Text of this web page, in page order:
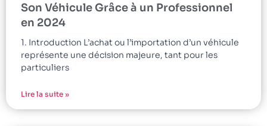
Son Véhicule Grâce à un Professionnel
en 2024
1. Introduction L’achat ou l’importation d’un véhicule
représente une décision majeure, tant pour les
particuliers
Lire la suite »